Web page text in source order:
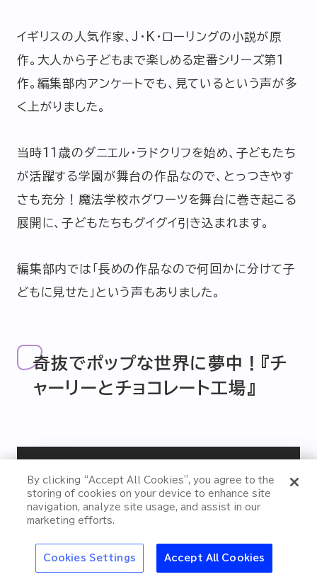
特集
“冷え”で夏はもっと
おいしくなる
なぜ冷やすとうま
い？スーパードラ
イギリスの人気作家、J・K・ローリングの小説が原
作。大人から子どもまで楽しめる定番シリーズ第1
作。編集部内アンケートでも、見ているという声が多
く上がりました。
当時11歳のダニエル・ラドクリフを始め、子どもたち
が活躍する学園が舞台の作品なので、とっつきやす
さも充分！魔法学校ホグワーツを舞台に巻き起こる
展開に、子どもたちもグイグイ引き込まれます。
編集部内では「長めの作品なので何回かに分けて子
どもに見せた」という声もありました。
奇抜でポップな世界に夢中！『チ
ャーリーとチョコレート工場』
By clicking “Accept All Cookies”, you agree to the
storing of cookies on your device to enhance site
navigation, analyze site usage, and assist in our
marketing efforts.
Cookies Settings Accept All Cookies